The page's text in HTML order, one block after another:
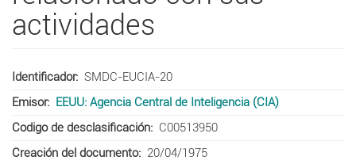
actividades
Identificador
SMDC-EUCIA-20
Emisor
EEUU: Agencia Central de Inteligencia (CIA)
Codigo de desclasificación
C00513950
Creación del documento
20/04/1975